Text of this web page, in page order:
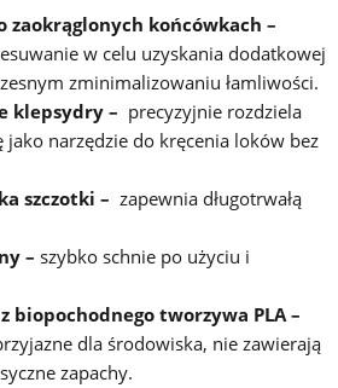
zaokrąglonych końcówkach –
w celu uzyskania dodatkowej
zminimalizowaniu łamliwości.
klepsydry – precyzyjnie rozdziela
jako narzędzie do kręcenia loków bez
szczotki – zapewnia długotrwałą
– szybko schnie po użyciu i
biopochodnego tworzywa PLA –
dla środowiska, nie zawierają
zapachy.